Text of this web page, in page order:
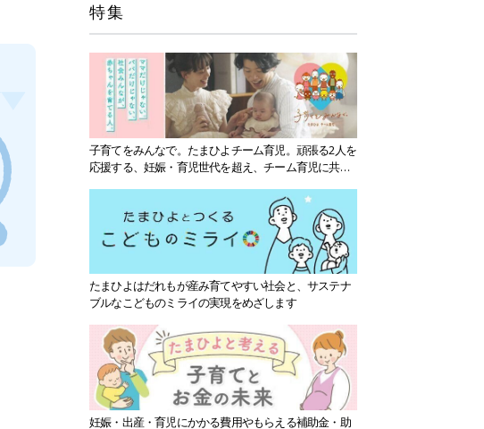
特集
子育てをみんなで。たまひよチーム育児。頑張る2人を
応援する、妊娠・育児世代を超え、チーム育児に共感
たまひよはだれもが産み育てやすい社会と、サステナ
ブルなこどものミライの実現をめざします
妊娠・出産・育児にかかる費用やもらえる補助金・助